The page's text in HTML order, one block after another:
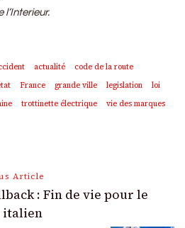
l’Interieur.
actualité
code de la route
France grande ville legislation
loi
trottinette électrique
vie des marques
Article
: Fin de vie pour le
italien